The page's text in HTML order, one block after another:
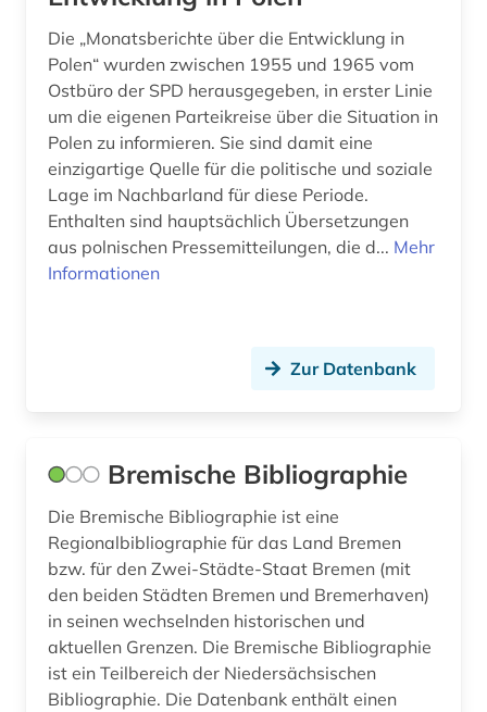
trend (2)
tschechische republik (2)
umwelt (7)
umweltmanagement (1)
unternehmen (7)
usa (4)
venezuela (1)
verbrauch (1)
vereinte nationen (1)
verhalten wilder tiere (1)
verkehr (1)
Die „Monatsberichte über die Entwicklung in
Polen“ wurden zwischen 1955 und 1965 vom
Ostbüro der SPD herausgegeben, in erster Linie
um die eigenen Parteikreise über die Situation in
Polen zu informieren. Sie sind damit eine
einzigartige Quelle für die politische und soziale
Lage im Nachbarland für diese Periode.
Enthalten sind hauptsächlich Übersetzungen
aus polnischen Pressemitteilungen, die d... Mehr
Informationen
Zur Datenbank
Bremische Bibliographie
Die Bremische Bibliographie ist eine
Regionalbibliographie für das Land Bremen
bzw. für den Zwei-Städte-Staat Bremen (mit
den beiden Städten Bremen und Bremerhaven)
in seinen wechselnden historischen und
aktuellen Grenzen. Die Bremische Bibliographie
ist ein Teilbereich der Niedersächsischen
Bibliographie. Die Datenbank enthält einen